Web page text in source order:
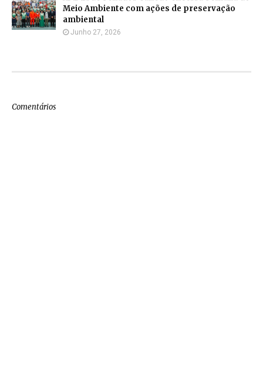
Meio Ambiente com ações de preservação
ambiental
Junho 27, 2026
Comentários